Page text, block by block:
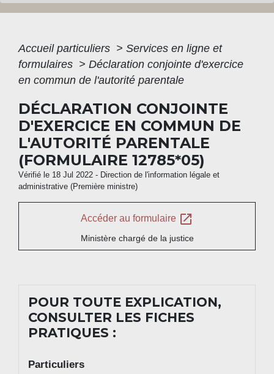
Accueil particuliers > Services en ligne et
formulaires > Déclaration conjointe d'exercice
en commun de l'autorité parentale
DÉCLARATION CONJOINTE
D'EXERCICE EN COMMUN DE
L'AUTORITÉ PARENTALE
(FORMULAIRE 12785*05)
Vérifié le 18 Jul 2022 - Direction de l'information légale et
administrative (Première ministre)
Accéder au formulaire open_in_new
Ministère chargé de la justice
POUR TOUTE EXPLICATION,
CONSULTER LES FICHES
PRATIQUES :
Particuliers